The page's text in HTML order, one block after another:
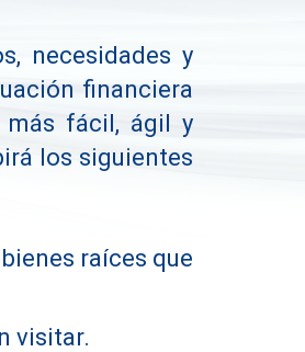
necesidades y
financiera
más fácil, ágil y
los siguientes
raíces que
visitar.